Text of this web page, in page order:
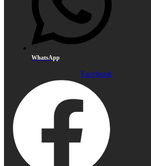
WhatsApp
Facebook